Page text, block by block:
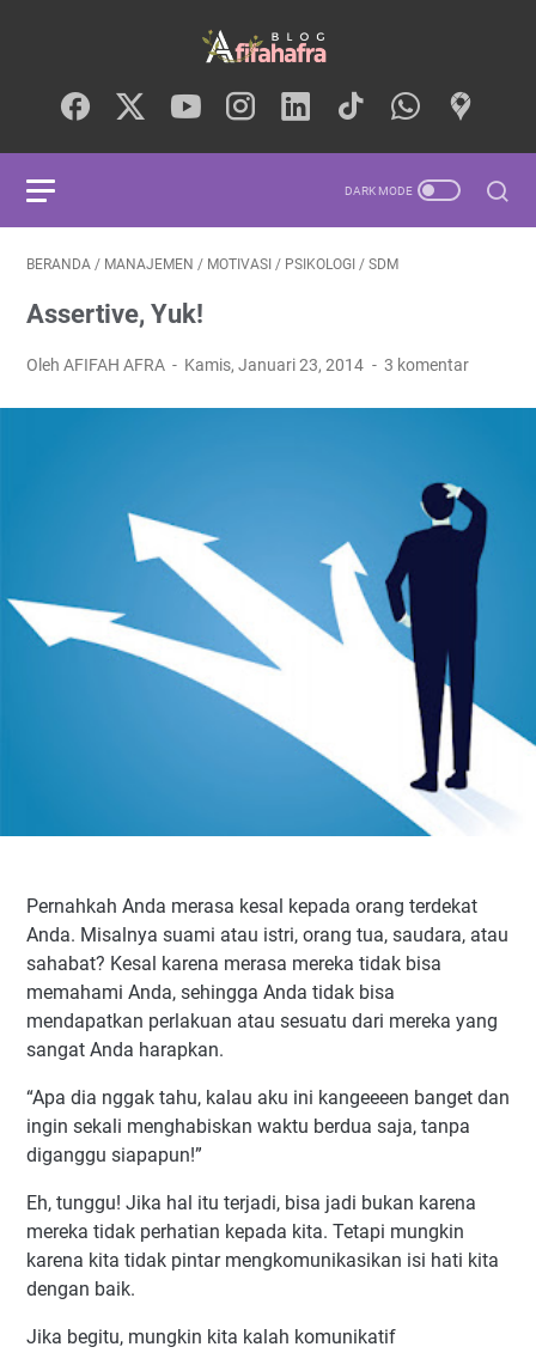
BERANDA / MANAJEMEN / MOTIVASI / PSIKOLOGI / SDM
Assertive, Yuk!
Oleh AFIFAH AFRA Kamis, Januari 23, 2014 3 komentar
Pernahkah Anda merasa kesal kepada orang terdekat
Anda. Misalnya suami atau istri, orang tua, saudara, atau
sahabat? Kesal karena merasa mereka tidak bisa
memahami Anda, sehingga Anda tidak bisa
mendapatkan perlakuan atau sesuatu dari mereka yang
sangat Anda harapkan.
“Apa dia nggak tahu, kalau aku ini kangeeeen banget dan
ingin sekali menghabiskan waktu berdua saja, tanpa
diganggu siapapun!”
Eh, tunggu! Jika hal itu terjadi, bisa jadi bukan karena
mereka tidak perhatian kepada kita. Tetapi mungkin
karena kita tidak pintar mengkomunikasikan isi hati kita
dengan baik.
Jika begitu, mungkin kita kalah komunikatif